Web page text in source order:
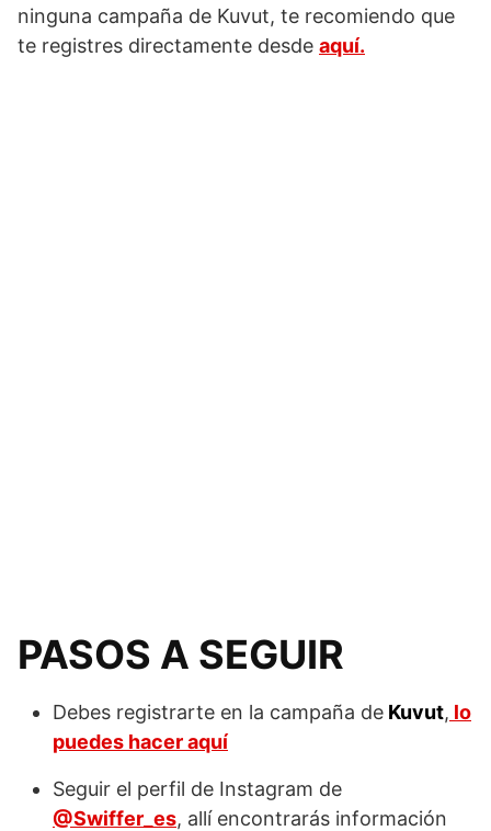
ninguna campaña de Kuvut, te recomiendo que
te registres directamente desde aquí.
PASOS A SEGUIR
Debes registrarte en la campaña de Kuvut, lo
puedes hacer aquí
Seguir el perfil de Instagram de
@Swiffer_es, allí encontrarás información